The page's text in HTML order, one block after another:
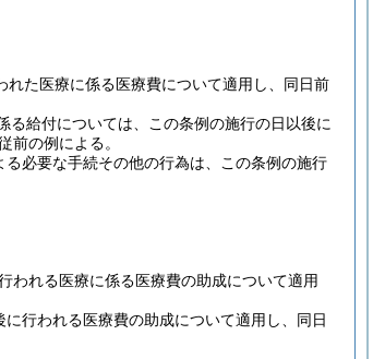
た医療に係る医療費について適用し、同日前
給付については、この条例の施行の日以後に
前の例による。
必要な手続その他の行為は、この条例の施行
われる医療に係る医療費の助成について適用
行われる医療費の助成について適用し、同日